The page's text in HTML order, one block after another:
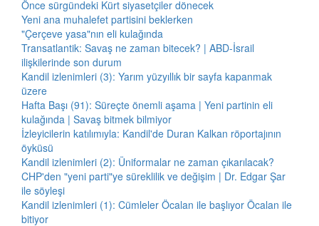
Önce sürgündeki Kürt siyasetçiler dönecek
Yeni ana muhalefet partisini beklerken
"Çerçeve yasa"nın eli kulağında
Transatlantik: Savaş ne zaman bitecek? | ABD-İsrail
ilişkilerinde son durum
Kandil izlenimleri (3): Yarım yüzyıllık bir sayfa kapanmak
üzere
Hafta Başı (91): Süreçte önemli aşama | Yeni partinin eli
kulağında | Savaş bitmek bilmiyor
İzleyicilerin katılımıyla: Kandil'de Duran Kalkan röportajının
öyküsü
Kandil izlenimleri (2): Üniformalar ne zaman çıkarılacak?
CHP'den "yeni parti"ye süreklilik ve değişim | Dr. Edgar Şar
ile söyleşi
Kandil izlenimleri (1): Cümleler Öcalan ile başlıyor Öcalan ile
bitiyor